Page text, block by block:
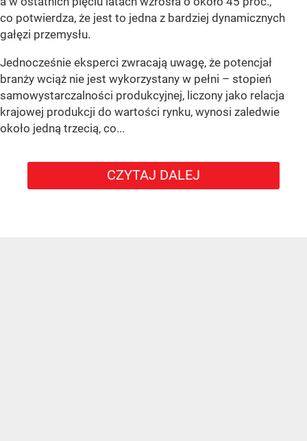
co potwierdza, że jest to jedna z bardziej dynamicznych
gałęzi przemysłu.
Jednocześnie eksperci zwracają uwagę, że potencjał
branży wciąż nie jest wykorzystany w pełni – stopień
samowystarczalności produkcyjnej, liczony jako relacja
krajowej produkcji do wartości rynku, wynosi zaledwie
około jedną trzecią, co...
CZYTAJ DALEJ